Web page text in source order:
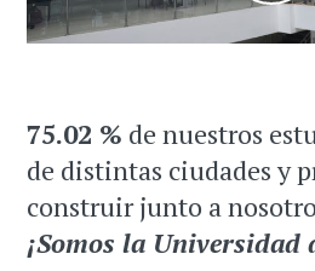
75.02 % de nuestros
de distintas ciudades y
construir junto a
¡Somos la Universidad